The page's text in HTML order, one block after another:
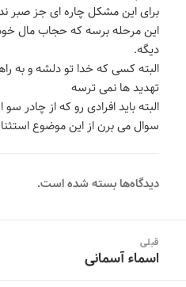
برای این مشکل چاره ای جز صبر
این مرحله برسه که حجاب مال
دیگه.
البته کسی که خدا تو دلشه و به
تهدید ها نمی ترسه
البته باید افرادی رو که از چادر
سوال می برن از این موضوع
دیدگاه‌ها بسته شده است.
نوشته‌ها
قبلی
نوشته
اسماء آسمانی